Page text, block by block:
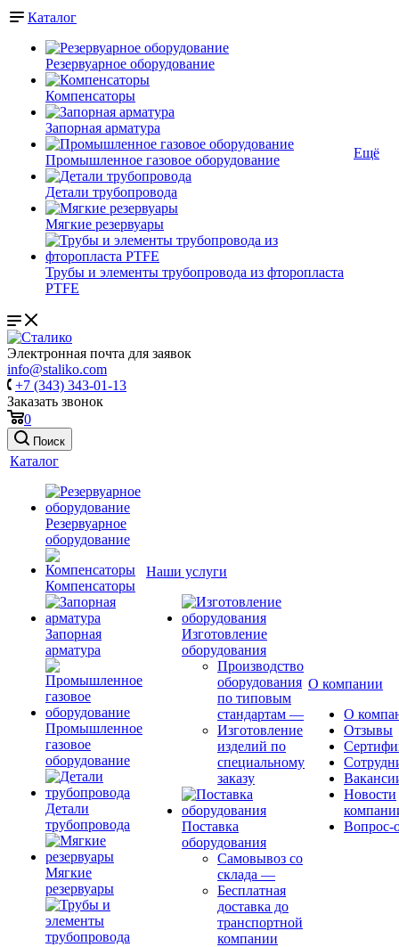
Каталог
Резервуарное оборудование
Компенсаторы
Запорная арматура
Промышленное газовое оборудование
Детали трубопровода
Мягкие резервуары
Трубы и элементы трубопровода из фторопласта
PTFE
Ещё
Электронная почта для заявок
info@staliko.com
+7 (343) 343-01-13
Заказать звонок
0
Поиск
Каталог
Резервуарное
оборудование
Компенсаторы
Запорная
арматура
Промышленное
газовое
оборудование
Детали
трубопровода
Мягкие
резервуары
Наши услуги
Изготовление
оборудования
Производство
оборудования
по типовым
стандартам —
Изготовление
изделий по
специальному
заказу
Поставка
оборудования
Самовывоз со
склада —
Бесплатная
доставка до
транспортной
компании
О компании
О
Отзывы
Новости
Вопрос-